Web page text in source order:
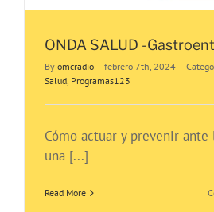
ONDA SALUD -
By omcradio | febrero 7th, 2024 |
Salud, Programas123
Cómo actuar y prevenir ante
una [...]
Read More